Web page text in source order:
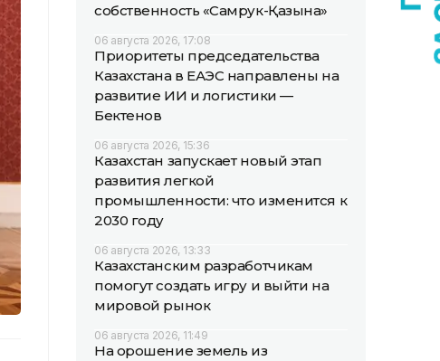
собственность «Самрук-Қазына»
06 августа 2026, 17:08
Приоритеты председательства
Казахстана в ЕАЭС направлены на
развитие ИИ и логистики —
Бектенов
06 августа 2026, 15:36
Казахстан запускает новый этап
развития легкой
промышленности: что изменится к
2030 году
06 августа 2026, 13:33
Казахстанским разработчикам
помогут создать игру и выйти на
мировой рынок
06 августа 2026, 11:49
На орошение земель из